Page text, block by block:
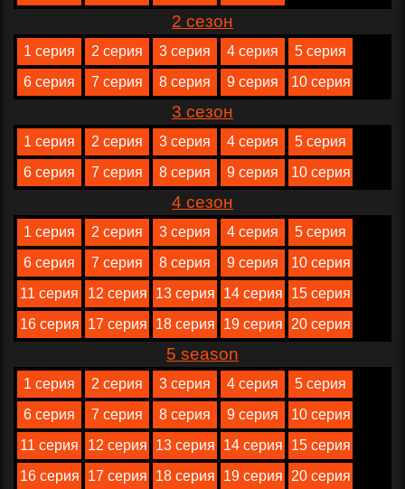
2 сезон
1 серия 2 серия 3 серия 4 серия
5 серия
6 серия
7 серия 8 серия 9 серия 10 серия
3 сезон
1 серия 2 серия 3 серия 4 серия
5 серия
6 серия
7 серия 8 серия 9 серия 10 серия
4 сезон
1 серия 2 серия 3 серия 4 серия
5 серия
6 серия
7 серия 8 серия 9 серия
10 серия
11 серия
12 серия 13 серия 14 серия
15 серия
16 серия
17 серия 18 серия 19 серия 20 серия
5 season
1 серия 2 серия 3 серия 4 серия
5 серия
6 серия
7 серия 8 серия 9 серия
10 серия
11 серия
12 серия 13 серия 14 серия
15 серия
16 серия
17 серия 18 серия 19 серия 20 серия